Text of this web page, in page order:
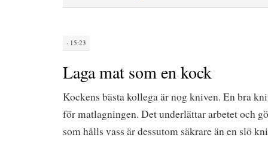
· 15:23
Laga mat som en kock
Kockens bästa kollega är nog kniven. En bra
för matlagningen. Det underlättar arbetet och
som hålls vass är dessutom säkrare än en slö